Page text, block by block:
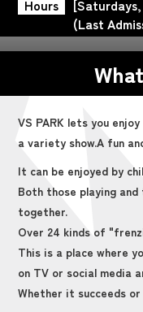
Hours
[Saturdays,
(Last
VS PARK lets you
a variety show.A fun
It can be enjoyed by
Both those playing
together.
Over 24 kinds of
This is a place where
on TV or social media
Whether it succeeds